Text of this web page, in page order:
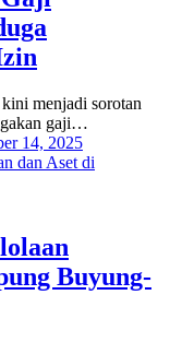
menjadi sorotan
gaji…
14, 2025
Buyung-